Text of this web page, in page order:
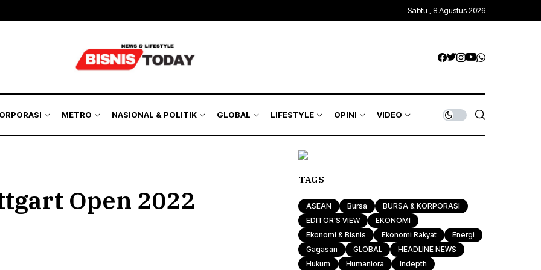
Sabtu , 8 Agustus 2026
METRO NASIONAL & POLITIK GLOBAL LIFESTYLE OPINI VIDEO
Open 2022
TAGS
ASEAN Bursa
BURSA & KORPORASI
EDITOR'S VIEW
EKONOMI
Ekonomi & Bisnis
Ekonomi Rakyat
Energi
Gagasan
GLOBAL
HEADLINE NEWS
Hukum
Humaniora
Indepth